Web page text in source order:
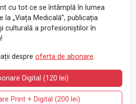
cu tot ce se întâmplă în lumea
la „Viața Medicală”, publicația
culturală a profesioniștilor în
despre oferta de abonare.
Digital (120 lei)
Print + Digital (200 lei)